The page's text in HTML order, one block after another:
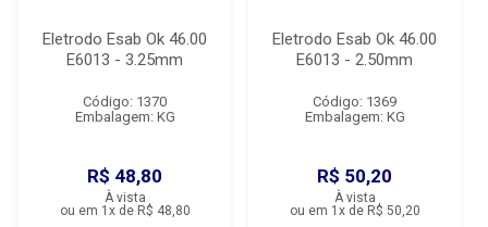
Eletrodo Esab Ok 46.00
E6013 - 3.25mm
Código: 1370
Embalagem: KG
R$ 48,80
À vista
ou em 1x de R$ 48,80
Eletrodo Esab Ok 46.00
E6013 - 2.50mm
Código: 1369
Embalagem: KG
R$ 50,20
À vista
ou em 1x de R$ 50,20